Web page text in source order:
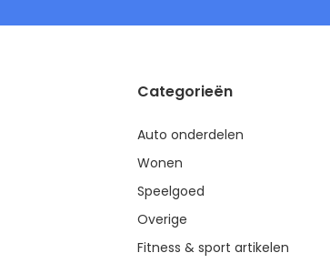
Categorieën
Auto onderdelen
Wonen
Speelgoed
Overige
Fitness & sport artikelen